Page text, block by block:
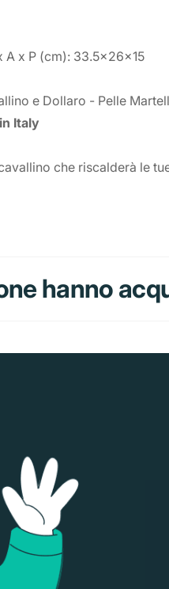
A x P (cm): 33.5x26x15
e Dollaro - Pelle
Italy
che riscalderà le
hanno